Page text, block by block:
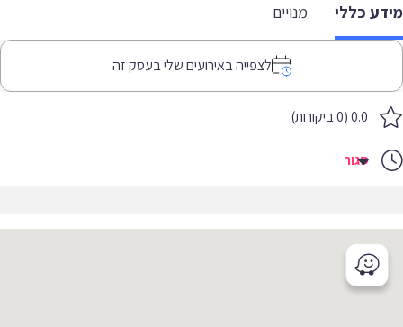
מידע כללי מנויים
לצפייה באירועים שלי בעסק זה
0.0 (0 ביקורות)
סגור